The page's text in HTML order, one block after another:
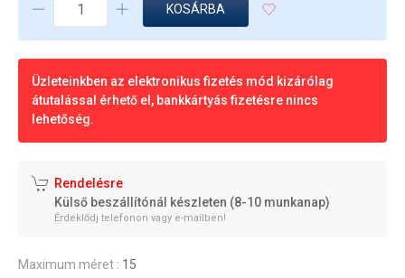
KOSÁRBA
Üzleteinkben az elektronikus fizetés mód kizárólag
átutalással érhető el, bankkártyás fizetésre nincs
lehetőség.
Rendelésre
Külső beszállítónál készleten (8-10 munkanap)
Érdeklődj telefonon vagy e-mailben!
Maximum méret : 15